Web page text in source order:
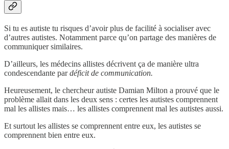
Si tu es autiste tu risques d’avoir plus de facilité à socialiser avec
d’autres autistes. Notamment parce qu’on partage des manières de
communiquer similaires.
D’ailleurs, les médecins allistes décrivent ça de manière ultra
condescendante pardéficit de communication.
Heureusement, le chercheur autiste Damian Milton a prouvé que le
problème allait dans les deux sens : certes les autistes comprennent
mal les allistes mais… les allistes comprennent mal les autistes aussi.
Et surtout les allistes se comprennent entre eux, les autistes se
comprennent bien entre eux.